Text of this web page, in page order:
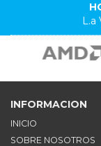
L.a
INFORMACION
INICIO
SOBRE NOSOTROS